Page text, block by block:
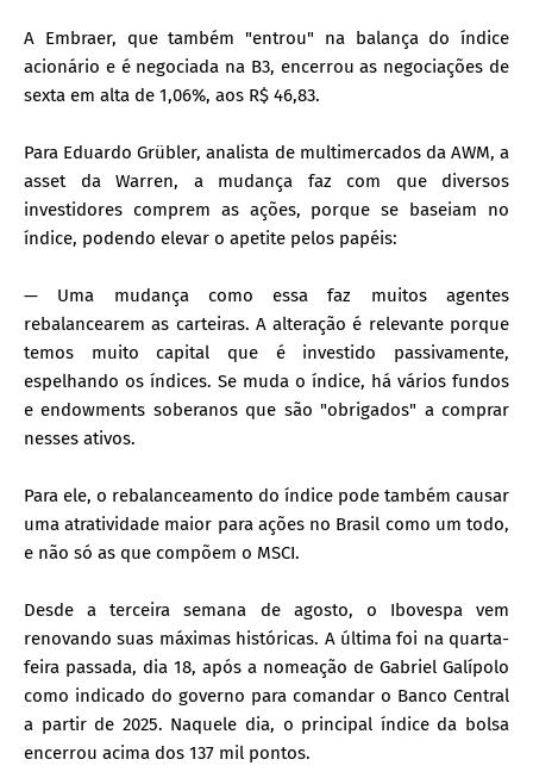
A Embraer, que também "entrou" na balança do índice
acionário e é negociada na B3, encerrou as negociações de
sexta em alta de 1,06%, aos R$ 46,83.
Para Eduardo Grübler, analista de multimercados da AWM, a
asset da Warren, a mudança faz com que diversos
investidores comprem as ações, porque se baseiam no
índice, podendo elevar o apetite pelos papéis:
— Uma mudança como essa faz muitos agentes
rebalancearem as carteiras. A alteração é relevante porque
temos muito capital que é investido passivamente,
espelhando os índices. Se muda o índice, há vários fundos
e endowments soberanos que são "obrigados" a comprar
nesses ativos.
Para ele, o rebalanceamento do índice pode também causar
uma atratividade maior para ações no Brasil como um todo,
e não só as que compõem o MSCI.
Desde a terceira semana de agosto, o Ibovespa vem
renovando suas máximas históricas. A última foi na quarta-
feira passada, dia 18, após a nomeação de Gabriel Galípolo
como indicado do governo para comandar o Banco Central
a partir de 2025. Naquele dia, o principal índice da bolsa
encerrou acima dos 137 mil pontos.